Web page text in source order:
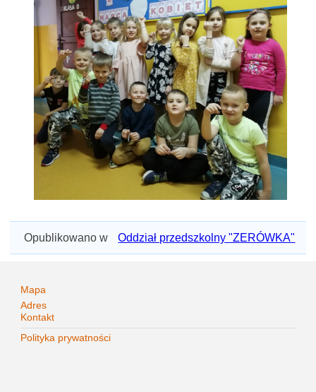
Opublikowano w Oddział przedszkolny "ZERÓWKA"
Mapa
Adres
Kontakt
Polityka prywatności